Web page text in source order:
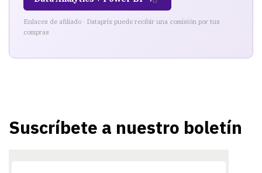
Enlaces de afiliado · Dataprix puede recibir una comisión por tus
compras
Suscríbete a nuestro boletín